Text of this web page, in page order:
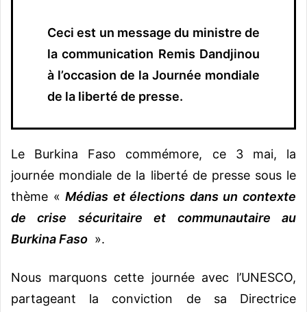
Ceci est un message du ministre de
la communication Remis Dandjinou
à l’occasion de la Journée mondiale
de la liberté de presse.
Le Burkina Faso commémore, ce 3 mai, la
journée mondiale de la liberté de presse sous le
thème «Médias et élections dans un contexte
de crise sécuritaire et communautaire au
Burkina Faso ».
Nous marquons cette journée avec l’UNESCO,
partageant la conviction de sa Directrice